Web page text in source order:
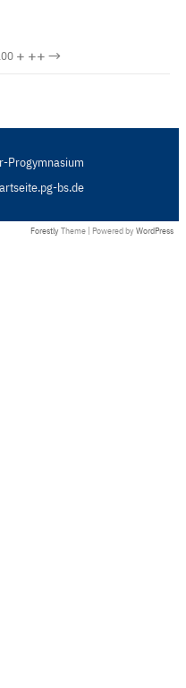
+ ++→
Progymnasium
bs.de
Forestly Theme | Powered by WordPress